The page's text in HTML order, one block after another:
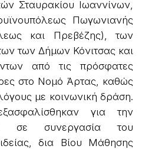
Σταυρακίου Ιωαννίνων,
Πωγωνιανής
και Πρεβέζης), των
των Δήμων Κόνιτσας και
από τις πρόσφατες
στο Νομό Άρτας, καθώς
με κοινωνική δράση.
για την
σε συνεργασία του
δια Βίου Μάθησης